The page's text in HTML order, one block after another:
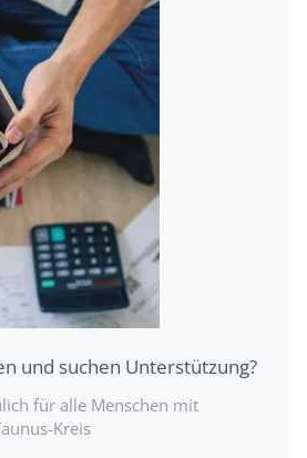
und suchen Unterstützung?
für alle Menschen mit
Kreis